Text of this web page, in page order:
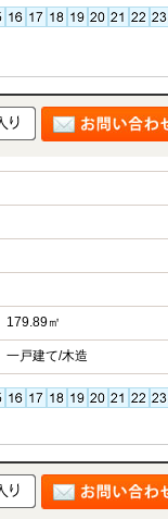
179.89㎡
一戸建て/木造